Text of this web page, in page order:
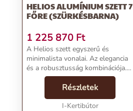
HELIOS ALUMÍNIUM SZETT 7
FŐRE (SZÜRKÉSBARNA)
1 225 870 Ft
A Helios szett egyszerű és
minimalista vonalai. Az elegancia
és a robusztusság kombinációja.
Az epoxigyantával bevont
alumínium szerkezetnek és a
vízlepergető párnáknak
köszönhetően a kerti fémgarnit...
Részletek
I-Kertibútor